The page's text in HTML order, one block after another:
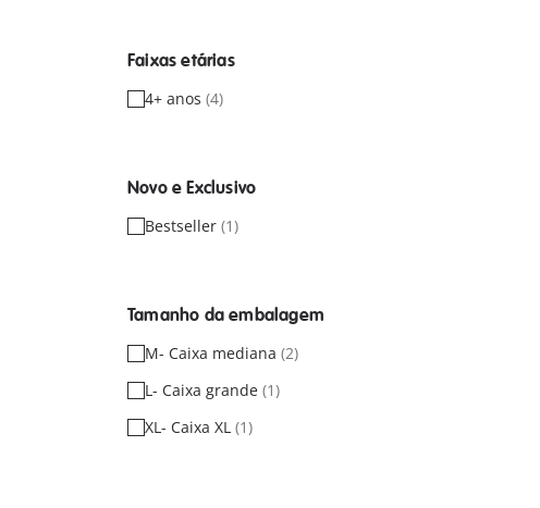
Faixas etárias
4+ anos (4)
Novo e Exclusivo
Bestseller (1)
Tamanho da embalagem
M- Caixa mediana (2)
L- Caixa grande (1)
XL- Caixa XL (1)